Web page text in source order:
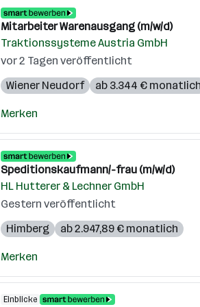
Mitarbeiter Warenausgang (m/w/d)
Traktionssysteme Austria GmbH
vor 2 Tagen veröffentlicht
Wiener Neudorf
ab 3.344 €
Merken
Speditionskaufmann/-frau (m/w/d)
HL Hutterer & Lechner GmbH
Gestern veröffentlicht
Himberg
ab 2.947,89 € monatlich
Merken
Einblicke